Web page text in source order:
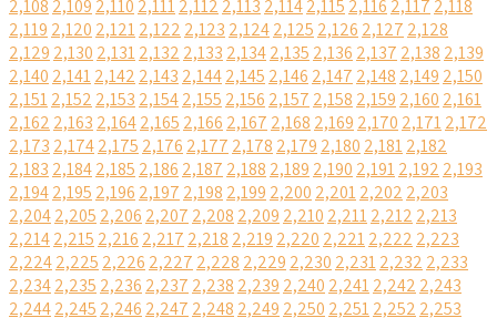
2,108 2,109 2,110 2,1112,112 2,113 2,1142,115 2,116 2,117 2,118
2,119 2,120 2,1212,122 2,123 2,1242,125 2,126 2,127 2,128
2,129 2,130 2,1312,132 2,133 2,1342,135 2,136 2,137 2,138 2,139
2,140 2,1412,142 2,143 2,1442,145 2,146 2,147 2,148 2,149 2,150
2,1512,152 2,153 2,1542,155 2,156 2,157 2,158 2,159 2,160 2,161
2,162 2,163 2,1642,165 2,166 2,167 2,168 2,169 2,170 2,1712,172
2,173 2,1742,175 2,176 2,177 2,178 2,179 2,180 2,1812,182
2,183 2,1842,185 2,186 2,187 2,188 2,189 2,190 2,1912,192 2,193
2,1942,195 2,196 2,197 2,198 2,199 2,200 2,2012,202 2,203
2,2042,205 2,206 2,207 2,208 2,209 2,210 2,2112,212 2,213
2,2142,215 2,216 2,217 2,218 2,219 2,220 2,2212,222 2,223
2,2242,225 2,226 2,227 2,228 2,229 2,230 2,2312,232 2,233
2,2342,235 2,236 2,237 2,238 2,239 2,240 2,2412,242 2,243
2,2442,245 2,246 2,247 2,248 2,249 2,250 2,2512,252 2,253